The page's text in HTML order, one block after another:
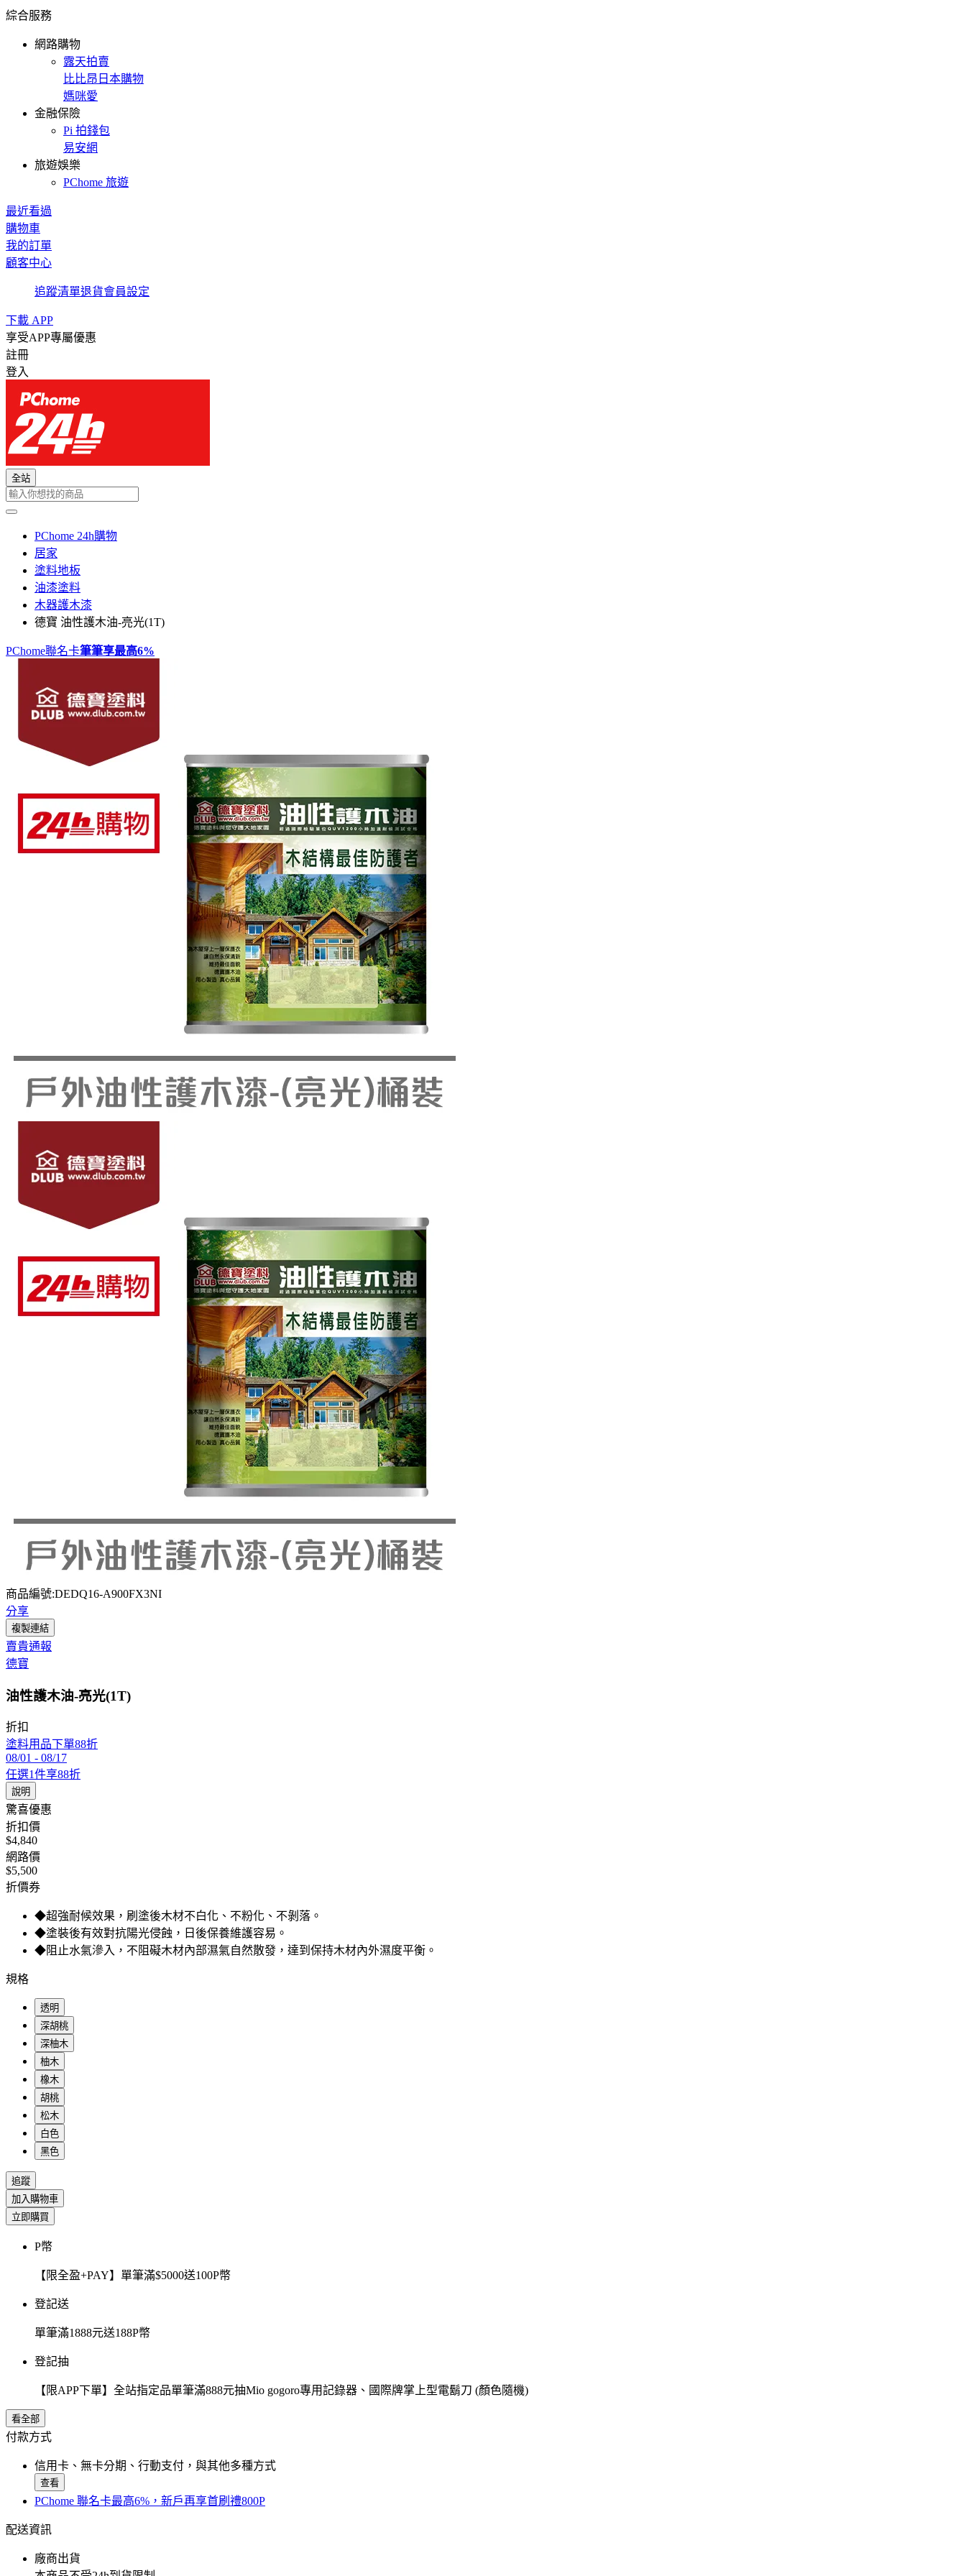
綜合服務
網路購物
露天拍賣
比比昂日本購物
媽咪愛
金融保險
Pi 拍錢包
易安網
旅遊娛樂
PChome 旅遊
最近看過
購物車
我的訂單
顧客中心
追蹤清單退貨會員設定
下載 APP
享受APP專屬優惠
註冊
登入
全站
PChome 24h購物
居家
塗料地板
油漆塗料
木器護木漆
德寶 油性護木油-亮光(1T)
PChome聯名卡筆筆享最高6%
商品編號:DEDQ16-A900FX3NI
分享
複製連結
賣貴通報
德寶
油性護木油-亮光(1T)
折扣
塗料用品下單88折
08/01 - 08/17
任選1件享88折
說明
驚喜優惠
折扣價
$4,840
網路價
$5,500
折價券
◆超強耐候效果，刷塗後木材不白化、不粉化、不剝落。
◆塗裝後有效對抗陽光侵蝕，日後保養維護容易。
◆阻止水氣滲入，不阻礙木材內部濕氣自然散發，達到保持木材內外濕度平衡。
規格
透明
深胡桃
深柚木
柚木
橡木
胡桃
松木
白色
黑色
追蹤
加入購物車
立即購買
P幣
【限全盈+PAY】單筆滿$5000送100P幣
登記送
單筆滿1888元送188P幣
登記抽
【限APP下單】全站指定品單筆滿888元抽Mio gogoro專用記錄器、國際牌掌上型電鬍刀 (顏色隨機)
看全部
付款方式
信用卡、無卡分期、行動支付，與其他多種方式
查看
PChome 聯名卡最高6%，新戶再享首刷禮800P
配送資訊
廠商出貨